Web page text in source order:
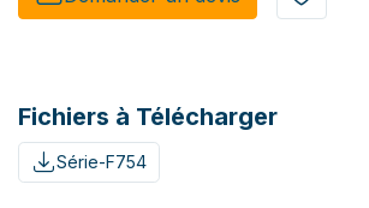
Fichiers à Télécharger
Série-F754